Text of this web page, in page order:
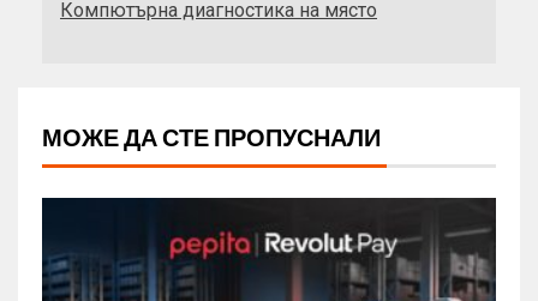
Компютърна диагностика на място
МОЖЕ ДА СТЕ ПРОПУСНАЛИ